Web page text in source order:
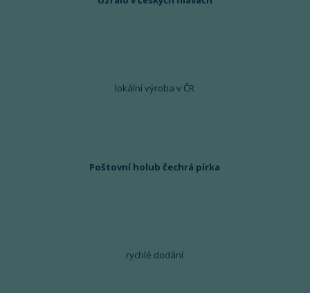
lokální výroba v ČR
Poštovní holub čechrá pírka
rychlé dodání